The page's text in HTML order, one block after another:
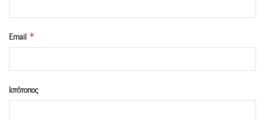
Email *
Ιστότοπος